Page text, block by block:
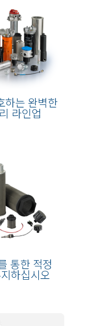
하는 완벽한
라인업
통한 적정
하십시오